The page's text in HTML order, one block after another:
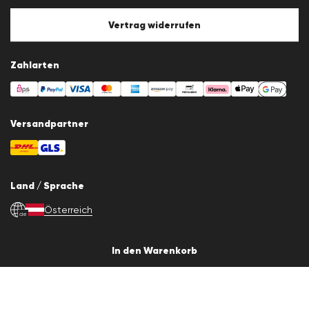
In den Warenkorb
Cookie-Policy
Cookie-EinstellungenVertrag widerrufen
Zahlarten
Versandpartner
Land / Sprache
de Österreich
© 2026 LLOYD Lifestyle GmbH